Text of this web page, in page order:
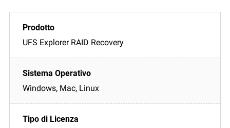
UFS Explorer RAID Recovery
Windows, Mac, Linux